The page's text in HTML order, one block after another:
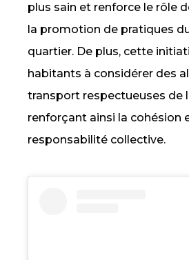
plus sain et renforce le rôle
la promotion de pratiques
quartier. De plus, cette
habitants à considérer des
transport respectueuses de
renforçant ainsi la cohésion
responsabilité collective.